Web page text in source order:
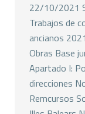
22/10/2021
Trabajos de
ancianos
Obras Base
Apartado I:
direcciones
Remcursos